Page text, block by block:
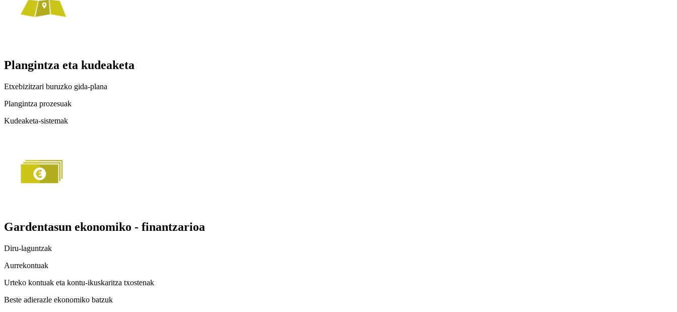
Plangintza eta kudeaketa
Etxebizitzari buruzko gida-plana
Plangintza prozesuak
Kudeaketa-sistemak
Gardentasun ekonomiko - finantzarioa
Diru-laguntzak
Aurrekontuak
Urteko kontuak eta kontu-ikuskaritza txostenak
Beste adierazle ekonomiko batzuk